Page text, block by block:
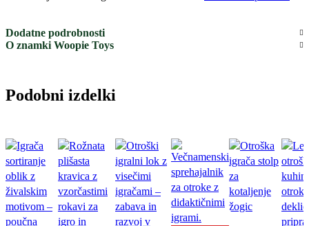
Dodatne podrobnosti
O znamki Woopie Toys
Podobni izdelki